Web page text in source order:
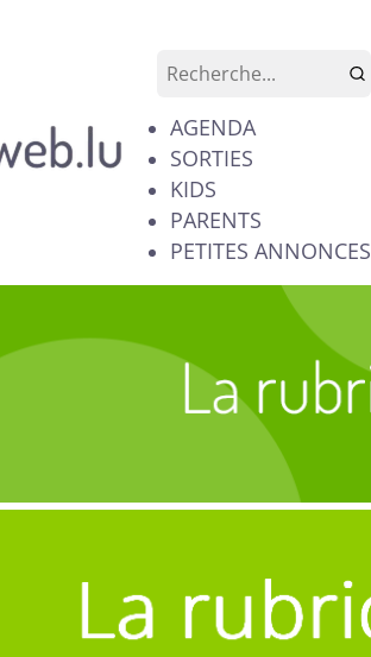
AGENDA
SORTIES
KIDS
PARENTS
PETITES ANNONCES